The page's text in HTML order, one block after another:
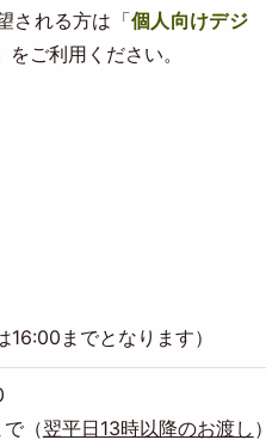
される方は「個人向けデジ
をご利用ください。
16:00までとなります）
（翌平日13時以降のお渡し